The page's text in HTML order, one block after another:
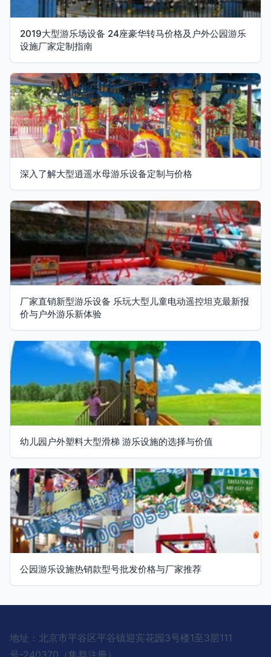
2019大型游乐场设备 24座豪华转马价格及户外公园游乐
设施厂家定制指南
深入了解大型逍遥水母游乐设备定制与价格
厂家直销新型游乐设备 乐玩大型儿童电动遥控坦克最新报
价与户外游乐新体验
幼儿园户外塑料大型滑梯 游乐设施的选择与价值
公园游乐设施热销款型号批发价格与厂家推荐
地址：北京市平谷区平谷镇迎宾花园3号楼1至3层111
号-240370（集群注册）